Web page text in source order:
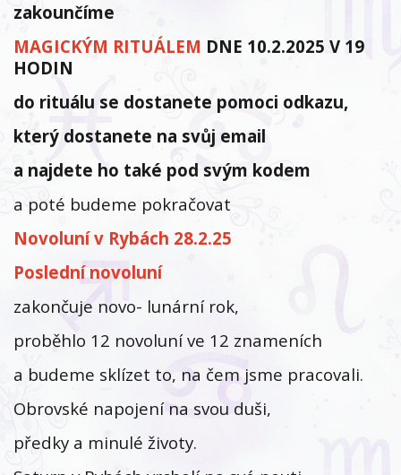
zakounčíme
MAGICKÝM RITUÁLEM DNE 10.2.2025 V 19
HODIN
do rituálu se dostanete pomoci odkazu,
který dostanete na svůj email
a najdete ho také pod svým kodem
a poté budeme pokračovat
Novoluní v Rybách 28.2.25
Poslední novoluní
zakončuje novo- lunární rok,
proběhlo 12 novoluní ve 12 znameních
a budeme sklízet to, na čem jsme pracovali.
Obrovské napojení na svou duši,
předky a minulé životy.